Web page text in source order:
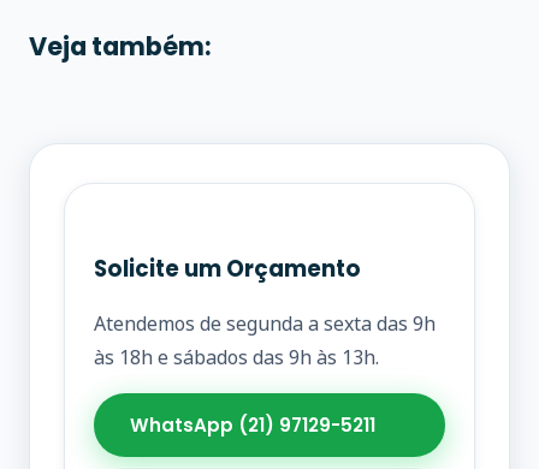
Veja também:
Solicite um Orçamento
Atendemos de segunda a sexta das 9h
às 18h e sábados das 9h às 13h.
WhatsApp (21) 97129-5211